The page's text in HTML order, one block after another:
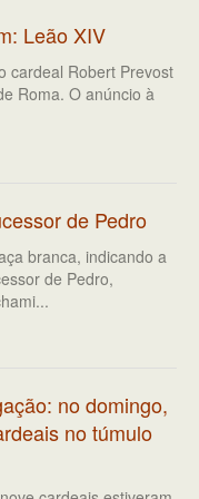
Leão XIV
cardeal Robert Prevost
Roma. O anúncio à
de Pedro
branca, indicando a
de Pedro,
no domingo,
no túmulo